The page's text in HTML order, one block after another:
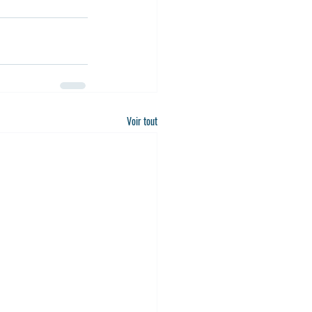
Voir tout